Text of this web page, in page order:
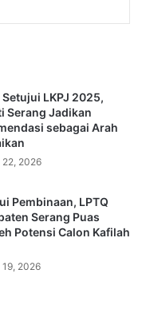
Setujui LKPJ 2025,
Serang Jadikan
sebagai Arah
22, 2026
Pembinaan, LPTQ
Serang Puas
Potensi Calon Kafilah
19, 2026